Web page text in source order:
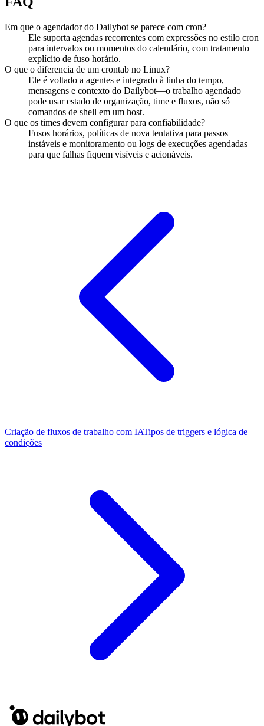
Em que o agendador do Dailybot se parece com cron?
Ele suporta agendas recorrentes com expressões no estilo cron
para intervalos ou momentos do calendário, com tratamento
explícito de fuso horário.
O que o diferencia de um crontab no Linux?
Ele é voltado a agentes e integrado à linha do tempo,
mensagens e contexto do Dailybot—o trabalho agendado
pode usar estado de organização, time e fluxos, não só
comandos de shell em um host.
O que os times devem configurar para confiabilidade?
Fusos horários, políticas de nova tentativa para passos
instáveis e monitoramento ou logs de execuções agendadas
para que falhas fiquem visíveis e acionáveis.
Criação de fluxos de trabalho com IATipos de triggers e lógica de
condições